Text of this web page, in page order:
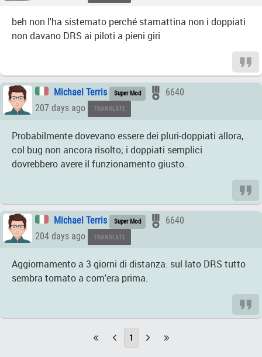
beh non l'ha sistemato perché stamattina non i doppiati
non davano DRS ai piloti a pieni giri
Michael Terris Super Mod
6640
207 days ago
TRANSLATE
Probabilmente dovevano essere dei pluri-doppiati allora,
col bug non ancora risolto; i doppiati semplici
dovrebbero avere il funzionamento giusto.
Michael Terris Super Mod
6640
204 days ago
TRANSLATE
Aggiornamento a 3 giorni di distanza: sul lato DRS tutto
sembra tornato a com'era prima.
1